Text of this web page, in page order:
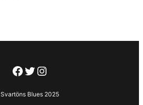
Facebook
Twitter
Instagram
Svartöns Blues 2025